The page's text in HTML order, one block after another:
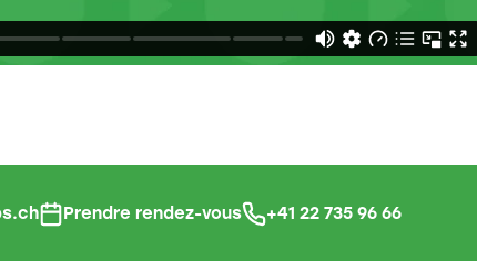
Prendre rendez-vous +41 22 735 96 66